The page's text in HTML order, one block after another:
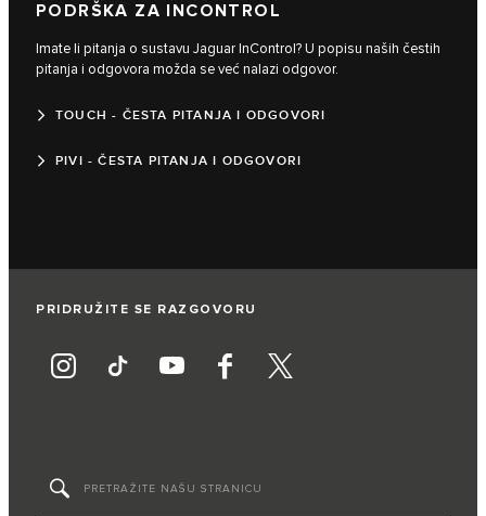
PODRŠKA ZA INCONTROL
Imate li pitanja o sustavu Jaguar InControl? U popisu naših čestih
pitanja i odgovora možda se već nalazi odgovor.
TOUCH - ČESTA PITANJA I ODGOVORI
PIVI - ČESTA PITANJA I ODGOVORI
PRIDRUŽITE SE RAZGOVORU